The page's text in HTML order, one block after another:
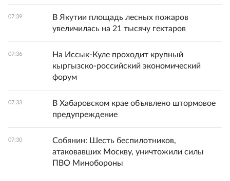
07:39
В Якутии площадь лесных пожаров
увеличилась на 21 тысячу гектаров
07:36
На Иссык-Куле проходит крупный
кыргызско-российский экономический
форум
07:33
В Хабаровском крае объявлено штормовое
предупреждение
07:30
Собянин: Шесть беспилотников,
атаковавших Москву, уничтожили силы
ПВО Минобороны